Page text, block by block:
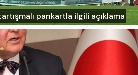
pankartla ilgili açıklama